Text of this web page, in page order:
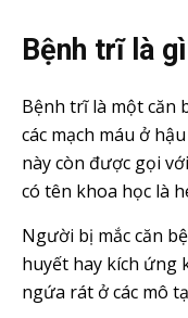
Bệnh trĩ là
Bệnh trĩ là một căn
các mạch máu ở
này còn được gọi
có tên khoa học là
Người bị mắc căn
huyết hay kích ứng
ngứa rát ở các mô